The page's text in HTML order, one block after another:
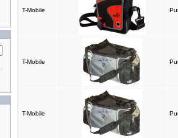
T-Mobile
T-Mobile
T-Mobile